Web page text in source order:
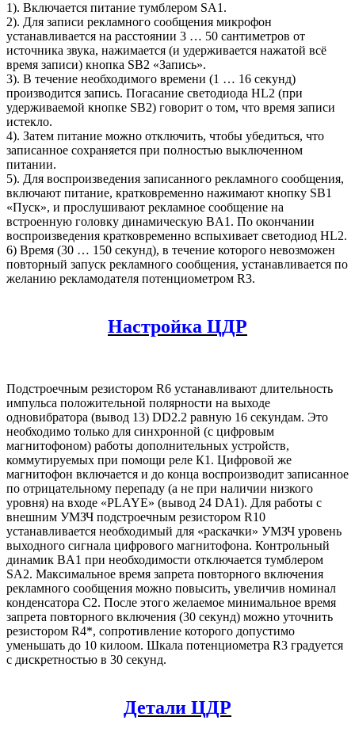
1). Включается питание тумблером SA1.
2). Для записи рекламного сообщения микрофон
устанавливается на расстоянии 3 … 50 сантиметров от
источника звука, нажимается (и удерживается нажатой всё
время записи) кнопка SB2 «Запись».
3). В течение необходимого времени (1 … 16 секунд)
производится запись. Погасание светодиода HL2 (при
удерживаемой кнопке SB2) говорит о том, что время записи
истекло.
4). Затем питание можно отключить, чтобы убедиться, что
записанное сохраняется при полностью выключенном
питании.
5). Для воспроизведения записанного рекламного сообщения,
включают питание, кратковременно нажимают кнопку SB1
«Пуск», и прослушивают рекламное сообщение на
встроенную головку динамическую BA1. По окончании
воспроизведения кратковременно вспыхивает светодиод HL2.
6) Время (30 … 150 секунд), в течение которого невозможен
повторный запуск рекламного сообщения, устанавливается по
желанию рекламодателя потенциометром R3.
Настройка ЦДР
Подстроечным резистором R6 устанавливают длительность
импульса положительной полярности на выходе
одновибратора (вывод 13) DD2.2 равную 16 секундам. Это
необходимо только для синхронной (с цифровым
магнитофоном) работы дополнительных устройств,
коммутируемых при помощи реле К1. Цифровой же
магнитофон включается и до конца воспроизводит записанное
по отрицательному перепаду (а не при наличии низкого
уровня) на входе «PLAYE» (вывод 24 DA1). Для работы с
внешним УМЗЧ подстроечным резистором R10
устанавливается необходимый для «раскачки» УМЗЧ уровень
выходного сигнала цифрового магнитофона. Контрольный
динамик BA1 при необходимости отключается тумблером
SA2. Максимальное время запрета повторного включения
рекламного сообщения можно повысить, увеличив номинал
конденсатора С2. После этого желаемое минимальное время
запрета повторного включения (30 секунд) можно уточнить
резистором R4*, сопротивление которого допустимо
уменьшать до 10 килоом. Шкала потенциометра R3 градуется
с дискретностью в 30 секунд.
Детали ЦДР